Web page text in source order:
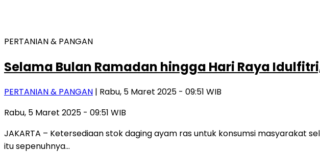
PERTANIAN & PANGAN
Selama Bulan Ramadan hingga Hari Raya
PERTANIAN & PANGAN | Rabu, 5 Maret 2025 - 09:51 WIB
Rabu, 5 Maret 2025 - 09:51 WIB
JAKARTA – Ketersediaan stok daging ayam ras untuk konsumsi masyarakat
itu sepenuhnya…